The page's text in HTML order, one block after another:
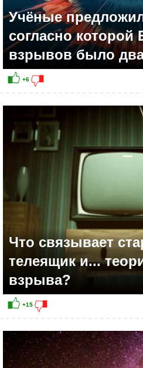
Учёные
согласно
взрывов было
+6
Что связывает
телеящик и...
взрыва?